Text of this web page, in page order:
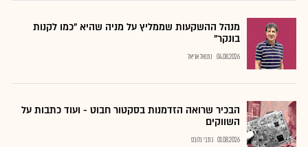
מנהל ההשקעות שממליץ על מניה שהיא "כמו לקנות
בונקר"
04.08.2026 נתנאל אריאל
הבכיר שרואה הזדמנות בסקטור חבוט - ועוד כתבות על
השווקים
01.08.2026 כתבי גלובס